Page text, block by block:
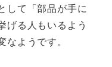
して「部品が手に
げる人もいるよう
ようです。